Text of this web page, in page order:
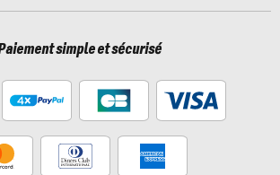
simple et sécurisé